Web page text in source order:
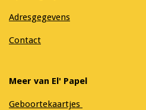
Adresgegevens
Contact
Meer van El' Papel
Geboortekaartjes